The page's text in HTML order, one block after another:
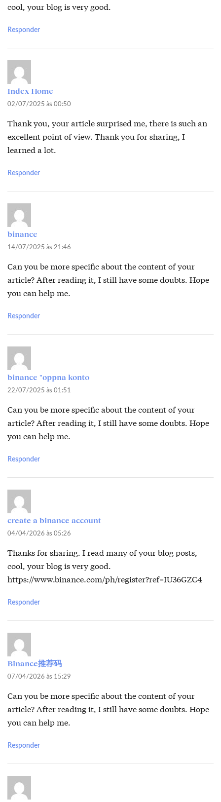
cool, your blog is very good.
Responder
Index Home
02/07/2025 às 00:50
Thank you, your article surprised me, there is such an
excellent point of view. Thank you for sharing, I
learned a lot.
Responder
binance
14/07/2025 às 21:46
Can you be more specific about the content of your
article? After reading it, I still have some doubts. Hope
you can help me.
Responder
binance "oppna konto
22/07/2025 às 01:51
Can you be more specific about the content of your
article? After reading it, I still have some doubts. Hope
you can help me.
Responder
create a binance account
04/04/2026 às 05:26
Thanks for sharing. I read many of your blog posts,
cool, your blog is very good.
https://www.binance.com/ph/register?ref=IU36GZC4
Responder
Binance推荐码
07/04/2026 às 15:29
Can you be more specific about the content of your
article? After reading it, I still have some doubts. Hope
you can help me.
Responder